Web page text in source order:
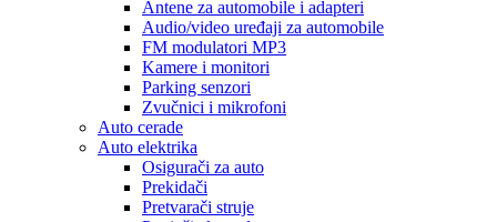
Antene za automobile i adapteri
Audio/video uređaji za automobile
FM modulatori MP3
Kamere i monitori
Parking senzori
Zvučnici i mikrofoni
Auto cerade
Auto elektrika
Osigurači za auto
Prekidači
Pretvarači struje